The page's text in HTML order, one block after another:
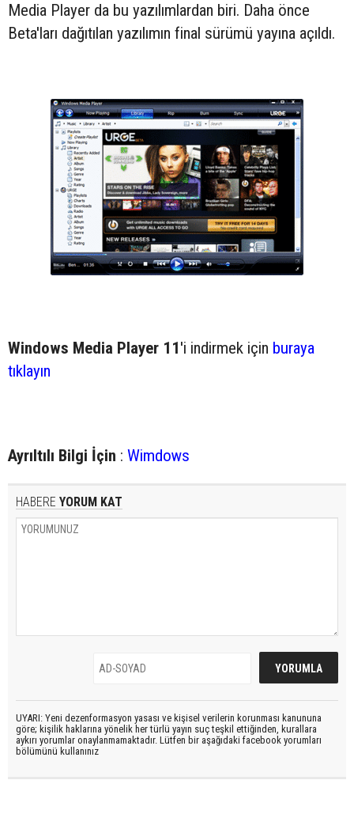
Media Player da bu yazılımlardan biri. Daha önce
Beta'ları dağıtılan yazılımın final sürümü yayına açıldı.
Windows Media Player 11'i indirmek için buraya
tıklayın
Ayrıltılı Bilgi İçin : Wimdows
HABERE YORUM KAT
UYARI: Yeni dezenformasyon yasası ve kişisel verilerin korunması kanununa
göre; kişilik haklarına yönelik her türlü yayın suç teşkil ettiğinden, kurallara
aykırı yorumlar onaylanmamaktadır. Lütfen bir aşağıdaki facebook yorumları
bölümünü kullanınız